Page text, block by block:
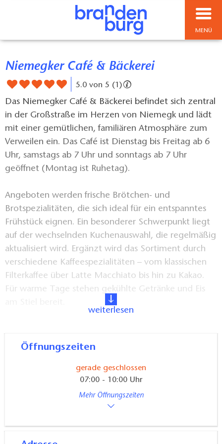
MENÜ
Niemegker Café & Bäckerei
5.0 von 5 (1)
Das Niemegker Café & Bäckerei befindet sich zentral
in der Großstraße im Herzen von Niemegk und lädt
mit einer gemütlichen, familiären Atmosphäre zum
Verweilen ein. Das Café ist Dienstag bis Freitag ab 6
Uhr, samstags ab 7 Uhr und sonntags ab 7 Uhr
geöffnet (Montag ist Ruhetag).
Angeboten werden frische Brötchen- und
Brotspezialitäten, die sich ideal für ein entspanntes
Frühstück eignen. Ein besonderer Schwerpunkt liegt
auf der wechselnden Kuchenauswahl, die regelmäßig
aktualisiert wird. Ergänzt wird das Sortiment durch
verschiedene Kaffeespezialitäten – vom klassischen
Filterkaffee über Latte Macchiato bis hin zu Kakao.
Für warme Tage stehen gekühlte Getränke und Eis
aus Niemegk und der umliegenden Region
Kerzen und Honig. Ein Zeitschriftenregal mit
aktuellen Magazinen lädt zum Schmökern ein.
Für kleinere Gruppen bietet das Café Platz für bis zu
weiterlesen
Öffnungszeiten
gerade geschlossen
07:00 - 10:00 Uhr
Mehr Öffnungszeiten